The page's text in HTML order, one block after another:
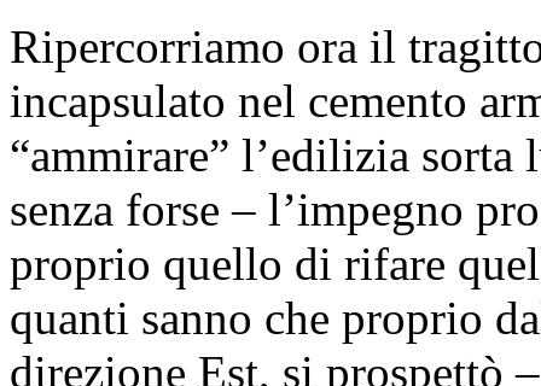
Ripercorriamo ora il
incapsulato nel cemento
“ammirare” l’edilizia
senza forse – l’impegno
proprio quello di rifare
quanti sanno che proprio
direzione Est, si prospettò